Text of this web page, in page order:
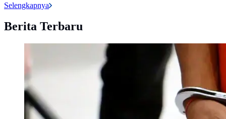
Selengkapnya
Berita Terbaru